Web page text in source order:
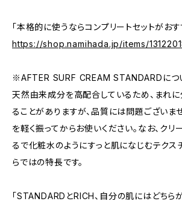
「本格的に使うならコンプリートセットがおす
https://shop.namihada.jp/items/
※AFTER SURF CREAM STANDARDにつ
天然由来成分を高配合しているため、まれ
ることがありますが、品質には問題ございま
を軽く振ってからお使いください。なお、クリ
るで化粧水のようにすっと肌になじむテクス
らではの特長です。
「STANDARDとRICH、自分の肌にはどちらが